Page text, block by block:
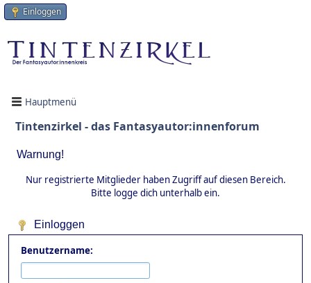
Einloggen
Hauptmenü
Tintenzirkel - das Fantasyautor:innenforum
Warnung!
Nur registrierte Mitglieder haben Zugriff auf diesen Bereich.
Bitte logge dich unterhalb ein.
Einloggen
Benutzername: